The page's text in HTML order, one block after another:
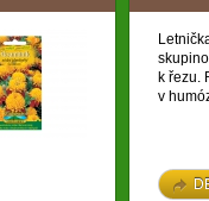
k řezu.
v